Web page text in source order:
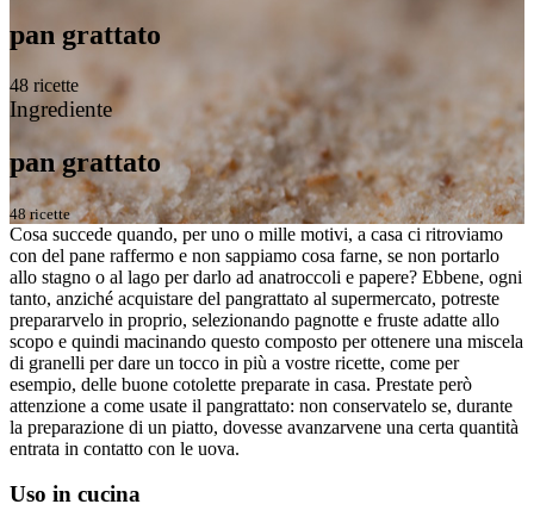
pan grattato
48 ricette
Ingrediente
pan grattato
48 ricette
Cosa succede quando, per uno o mille motivi, a casa ci ritroviamo
con del pane raffermo e non sappiamo cosa farne, se non portarlo
allo stagno o al lago per darlo ad anatroccoli e papere? Ebbene, ogni
tanto, anziché acquistare del pangrattato al supermercato, potreste
prepararvelo in proprio, selezionando pagnotte e fruste adatte allo
scopo e quindi macinando questo composto per ottenere una miscela
di granelli per dare un tocco in più a vostre ricette, come per
esempio, delle buone cotolette preparate in casa. Prestate però
attenzione a come usate il pangrattato: non conservatelo se, durante
la preparazione di un piatto, dovesse avanzarvene una certa quantità
entrata in contatto con le uova.
Uso in cucina